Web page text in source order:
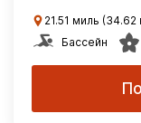
21.51 миль
Бассейн